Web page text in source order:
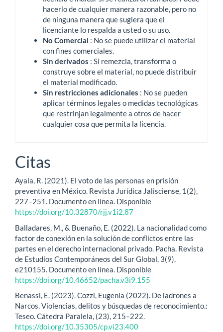
hacerlo de cualquier manera razonable, pero no
de ninguna manera que sugiera que el
licenciante lo respalda a usted o su uso.
No Comercial : No se puede utilizar el material
con fines comerciales.
Sin derivados : Si remezcla, transforma o
construye sobre el material, no puede distribuir
el material modificado.
Sin restricciones adicionales : No se pueden
aplicar términos legales o medidas tecnológicas
que restrinjan legalmente a otros de hacer
cualquier cosa que permita la licencia.
Citas
Ayala, R. (2021). El voto de las personas en prisión
preventiva en México. Revista Jurídica Jalisciense, 1(2),
227–251. Documento en línea. Disponible
https://doi.org/10.32870/rjj.v1i2.87
Balladares, M., & Buenaño, E. (2022). La nacionalidad como
factor de conexión en la solución de conflictos entre las
partes en el derecho internacional privado. Pacha. Revista
de Estudios Contemporáneos del Sur Global, 3(9),
e210155. Documento en línea. Disponible
https://doi.org/10.46652/pacha.v3i9.155
Benassi, E. (2023). Cozzi, Eugenia (2022). De ladrones a
Narcos. Violencias, delitos y búsquedas de reconocimiento.:
Teseo. Cátedra Paralela, (23), 215–222.
https://doi.org/10.35305/cp.vi23.400